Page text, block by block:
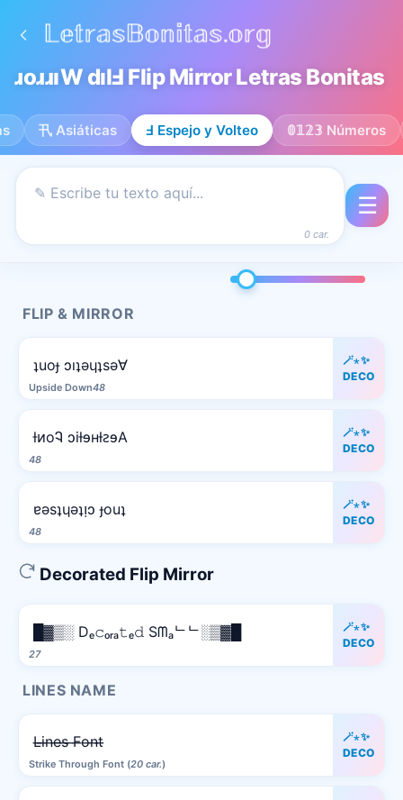
ɹoɹɹıW dılℲ Flip Mirror Letras Bonitas
卂 Asiáticas Ⅎ Espejo y Volteo 𝟘𝟙𝟚𝟛 Números
0 car.
☰
FLIP & MIRROR
Upside Down48
ʇuoɟ ɔıʇǝɥʇsǝ∀
🪄⋆✨
DECO
48
ƚᴎoᎸ ɔiƚɘʜƚꙅɘA
🪄⋆✨
DECO
48
ɐǝsʇɥǝʇᴉɔ ɟouʇ
🪄⋆✨
DECO
Decorated Flip Mirror
27
█▓▒░ Dₑ𝚌ₒᵣₐ𝚝ₑ𝚍 Sᗰₐᄂᄂ░▒▓█
🪄⋆✨
DECO
LINES NAME
Strike Through Font (20 car.)
L̶i̶n̶e̶s̶ ̶F̶o̶n̶t̶
🪄⋆✨
DECO